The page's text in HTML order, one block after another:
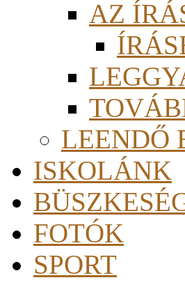
AZ
LEENDŐ
ISKOLÁNK
FOTÓK
SPORT